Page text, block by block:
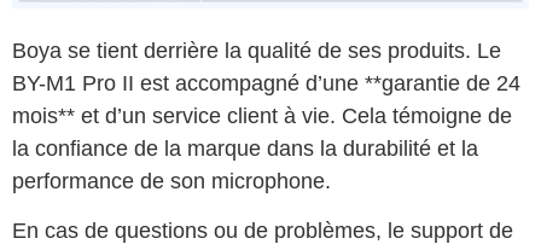
Boya se tient derrière la qualité de ses produits. Le
BY-M1 Pro II est accompagné d’une **garantie de 24
mois** et d’un service client à vie. Cela témoigne de
la confiance de la marque dans la durabilité et la
performance de son microphone.
En cas de questions ou de problèmes, le support de